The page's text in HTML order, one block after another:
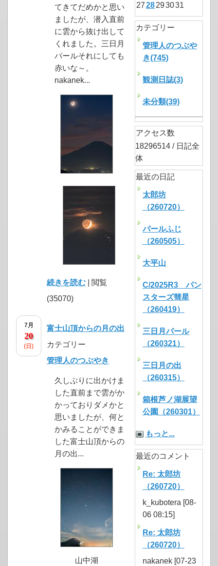
てきてだめかと思い
ましたが、潜入直前
に雲から抜け出して
くれました。三日月
パールそれにしても
赤いな～。
nakanek...
続きを読む | 閲覧
(35070)
7月
20
(日)
富士山頂からの月の出
カテゴリー
管理人のつぶやき
久しぶりに出かけま
した直前まで雲がか
かっておりダメかと
思いましたが、何と
かみることができま
した富士山頂からの
月の出...
山中湖
2728293031
カテゴリー
管理人のつぶや
き(745)
観測日誌(3)
未分類(39)
アクセス数
18296514 / 日記全
体
最近の日記
太郎坊
（260720）
パールふじ
（260505）
大平山
C/2025R3 パン
スターズ彗星
（260419）
三日月パール
（260321）
三日月の出
（260315）
箱根芦ノ湖展望
公園（260301）
もっと...
最近のコメント
Re: 太郎坊
（260720）
k_kubotera [08-
06 08:15]
Re: 太郎坊
（260720）
nakanek [07-23